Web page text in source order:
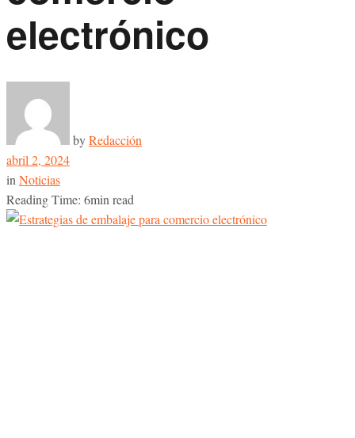
electrónico
byRedacción
abril 2, 2024
inNoticias
Reading Time: 6min read